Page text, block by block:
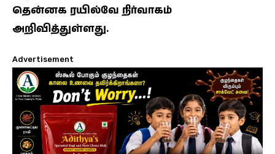
தென்னக ரயில்வே நிர்வாகம்
அறிவித்துள்ளது.
Advertisement